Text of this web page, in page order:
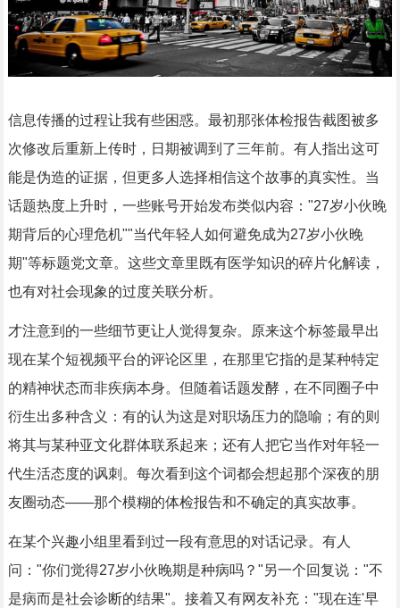
信息传播的过程让我有些困惑。最初那张体检报告截图被多
次修改后重新上传时，日期被调到了三年前。有人指出这可
能是伪造的证据，但更多人选择相信这个故事的真实性。当
话题热度上升时，一些账号开始发布类似内容："27岁小伙晚
期背后的心理危机""当代年轻人如何避免成为27岁小伙晚
期"等标题党文章。这些文章里既有医学知识的碎片化解读，
也有对社会现象的过度关联分析。
才注意到的一些细节更让人觉得复杂。原来这个标签最早出
现在某个短视频平台的评论区里，在那里它指的是某种特定
的精神状态而非疾病本身。但随着话题发酵，在不同圈子中
衍生出多种含义：有的认为这是对职场压力的隐喻；有的则
将其与某种亚文化群体联系起来；还有人把它当作对年轻一
代生活态度的讽刺。每次看到这个词都会想起那个深夜的朋
友圈动态——那个模糊的体检报告和不确定的真实故事。
在某个兴趣小组里看到过一段有意思的对话记录。有人
问："你们觉得27岁小伙晚期是种病吗？"另一个回复说："不
是病而是社会诊断的结果"。接着又有网友补充："现在连'早